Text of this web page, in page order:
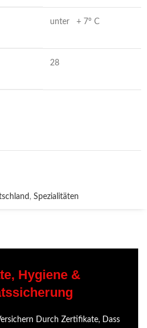
unter + 7° C
28
, Spezialitäten
Hygiene &
Durch Zertifikate, Dass